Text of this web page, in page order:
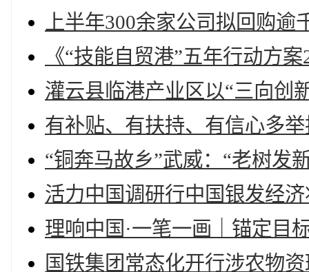
上半年300余家公司拟回购
《“技能自贸港”五年行动方
灌云县临港产业区以“三向创
有补贴、有扶持、有信心多
“铜奔马故乡”武威：“老树发
活力中国调研行中国银发经
理响中国·一笔一画｜锚定目
国铁集团常态化开行涉农物